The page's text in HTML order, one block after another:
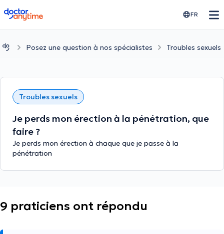
doctoranytime FR
Posez une question à nos spécialistes Troubles sexuels
Troubles sexuels
Je perds mon érection à la pénétration, que
faire ?
Je perds mon érection à chaque que je passe à la
pénétration
9 praticiens ont répondu